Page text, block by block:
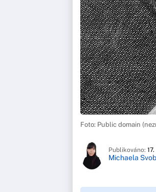
Foto: Public domain
Publikováno:
Michaela